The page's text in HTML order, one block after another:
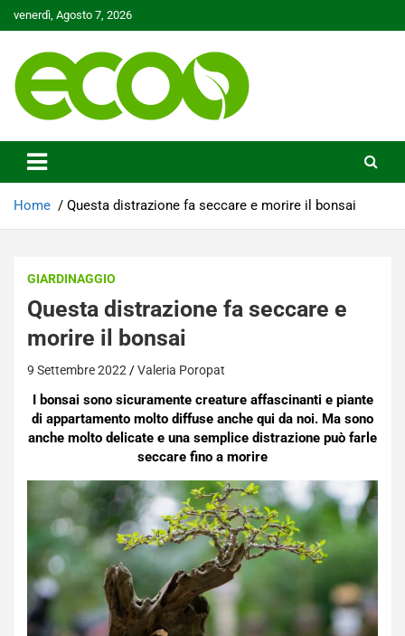
to
venerdì, Agosto 7, 2026
Ecoo.it
Home Questa distrazione fa seccare e morire il bonsai
GIARDINAGGIO
Questa distrazione fa seccare e
morire il bonsai
9 Settembre 2022 Valeria Poropat
I bonsai sono sicuramente creature affascinanti e piante
di appartamento molto diffuse anche qui da noi. Ma sono
anche molto delicate e una semplice distrazione può farle
seccare fino a morire